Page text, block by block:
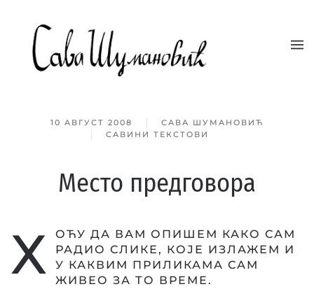
Skip to main content
10 АВГУСТ 2008
САВА ШУМАНОВИЋ
САВИНИ ТЕКСТОВИ
Место предговора
Х
ОЋУ ДА ВАМ ОПИШЕМ КАКО САМ
РАДИО СЛИКЕ, КОЈЕ ИЗЛАЖЕМ И
У КАКВИМ ПРИЛИКАМА САМ
ЖИВЕО ЗА ТО ВРЕМЕ.